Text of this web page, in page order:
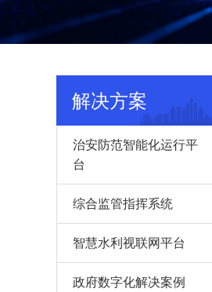
解决方案
治安防范智能化运行平
台
综合监管指挥系统
智慧水利视联网平台
政府数字化解决案例